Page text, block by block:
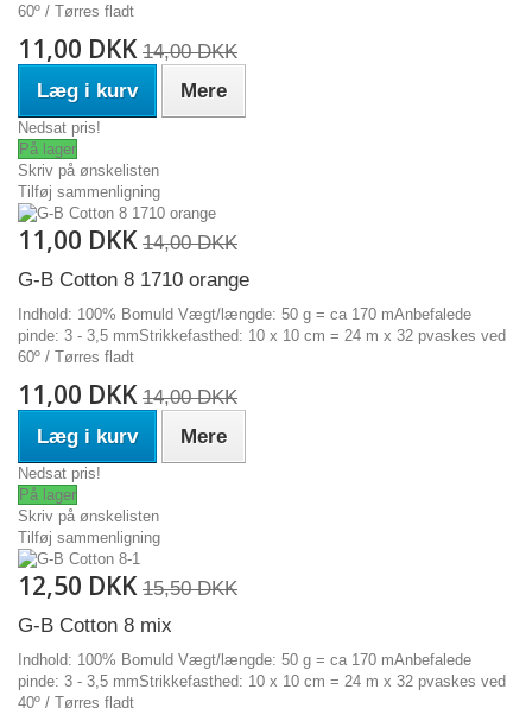
60º / Tørres fladt
11,00 DKK 14,00 DKK
Læg i kurv
Mere
Nedsat pris!
På lager
Skriv på ønskelisten
Tilføj sammenligning
11,00 DKK 14,00 DKK
G-B Cotton 8 1710 orange
Indhold: 100% Bomuld Vægt/længde: 50 g = ca 170 mAnbefalede
pinde: 3 - 3,5 mmStrikkefasthed: 10 x 10 cm = 24 m x 32 pvaskes ved
60º / Tørres fladt
11,00 DKK 14,00 DKK
Læg i kurv
Mere
Nedsat pris!
På lager
Skriv på ønskelisten
Tilføj sammenligning
12,50 DKK 15,50 DKK
G-B Cotton 8 mix
Indhold: 100% Bomuld Vægt/længde: 50 g = ca 170 mAnbefalede
pinde: 3 - 3,5 mmStrikkefasthed: 10 x 10 cm = 24 m x 32 pvaskes ved
40º / Tørres fladt